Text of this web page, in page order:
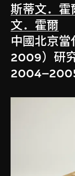
斯蒂文．霍
文．霍爾
中國北京
2009）研